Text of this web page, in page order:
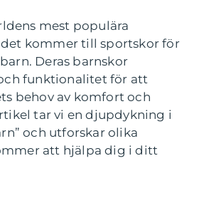
mest populära
kommer till sportskor för
Deras barnskor
funktionalitet för att
behov av komfort och
tar vi en djupdykning i
och utforskar olika
att hjälpa dig i ditt